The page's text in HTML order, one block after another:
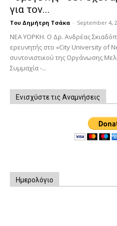
για τον...
Του Δημήτρη Τσάκα - September 4,
ΝΕΑ ΥΟΡΚΗ. Ο Δρ. Ανδρέας
ερευνητής στο «City University of
συντονιστικού της Οργάνωσης
Συμμαχία -...
Ενισχύστε τις Αναμνήσεις
Ημερολόγιο